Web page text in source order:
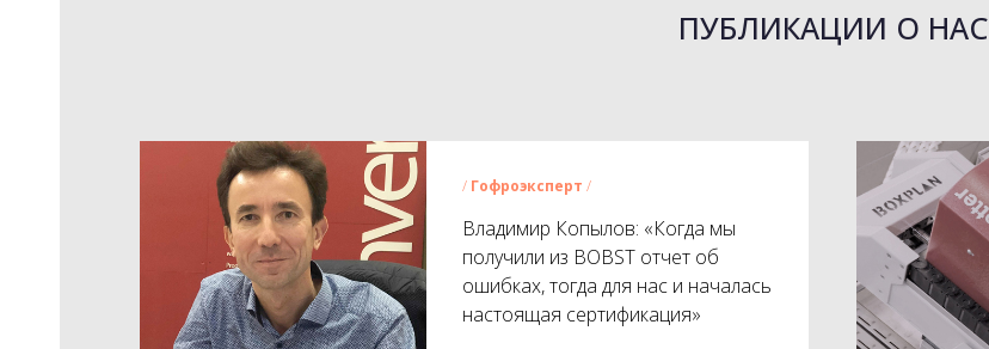
ПУБЛИКАЦИИ О НАС
/ Гофроэксперт /
Владимир Копылов: «Когда мы
получили из BOBST отчет об
ошибках, тогда для нас и началась
настоящая сертификация»